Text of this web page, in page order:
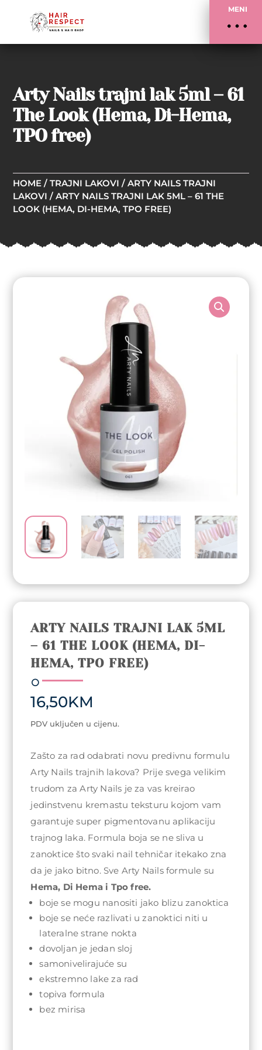
MENI
Arty Nails trajni lak 5ml – 61
The Look (Hema, Di-Hema,
TPO free)
HOME /TRAJNI LAKOVI /ARTY NAILS TRAJNI
LAKOVI / ARTY NAILS TRAJNI LAK 5ML – 61 THE
LOOK (HEMA, DI-HEMA, TPO FREE)
ARTY NAILS TRAJNI LAK 5ML
– 61 THE LOOK (HEMA, DI-
HEMA, TPO FREE)
16,50KM
PDV uključen u cijenu.
Zašto za rad odabrati novu predivnu formulu
Arty Nails trajnih lakova? Prije svega velikim
trudom za Arty Nails je za vas kreirao
jedinstvenu kremastu teksturu kojom vam
garantuje super pigmentovanu aplikaciju
trajnog laka. Formula boja se ne sliva u
zanoktice što svaki nail tehničar itekako zna
da je jako bitno. Sve Arty Nails formule su
Hema, Di Hema i Tpo free.
boje se mogu nanositi jako blizu zanoktica
boje se neće razlivati u zanoktici niti u
lateralne strane nokta
dovoljan je jedan sloj
samonivelirajuće su
ekstremno lake za rad
topiva formula
bez mirisa